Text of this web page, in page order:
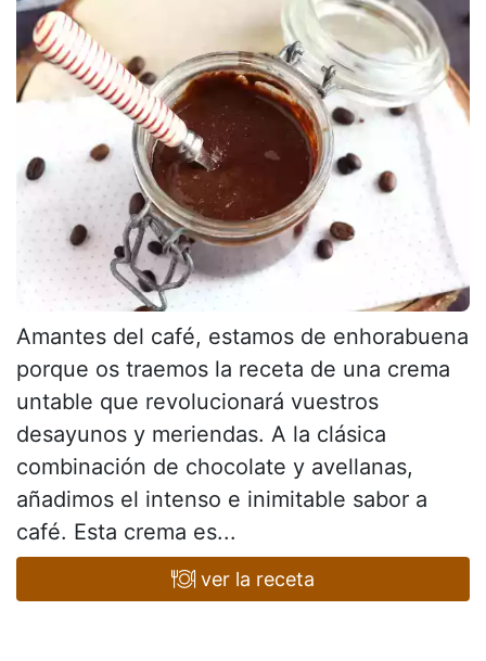
Amantes del café, estamos de enhorabuena
porque os traemos la receta de una crema
untable que revolucionará vuestros
desayunos y meriendas. A la clásica
combinación de chocolate y avellanas,
añadimos el intenso e inimitable sabor a
café. Esta crema es...
ver la receta